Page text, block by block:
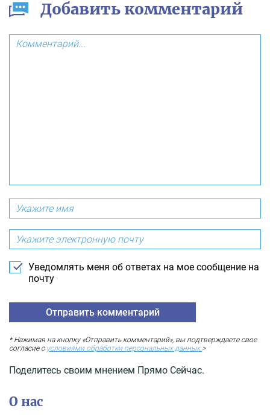
Добавить комментарий
Уведомлять меня об ответах на мое сообщение на
почту
* Нажимая на кнопку «Отправить комментарий», вы подтверждаете свое
согласие с условиями обработки персональных данных.>
Поделитесь своим мнением Прямо Сейчас.
О нас